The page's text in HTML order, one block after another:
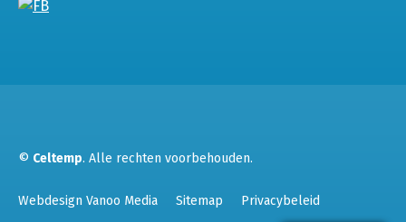
© Celtemp. Alle rechten voorbehouden.
Webdesign Vanoo Media Sitemap Privacybeleid